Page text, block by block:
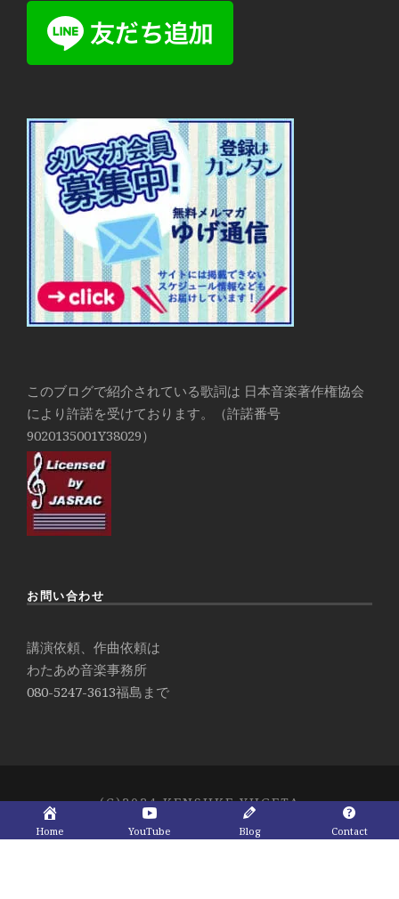
このブログで紹介されている歌詞は 日本音楽著作権協会
により許諾を受けております。（許諾番号
9020135001Y38029）
お問い合わせ
講演依頼、作曲依頼は
わたあめ音楽事務所
080-5247-3613福島まで
(C)2024 KENSUKE YUGETA
Home YouTube Blog Contact